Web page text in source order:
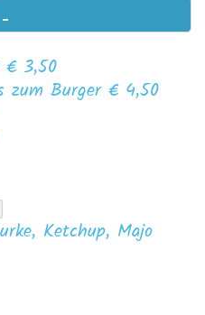
€ 3,50
zum Burger € 4,50
Ketchup, Majo